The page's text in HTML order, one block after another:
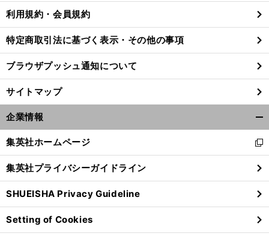
利用規約・会員規約
特定商取引法に基づく表示・その他の事項
ブラウザプッシュ通知について
サイトマップ
企業情報
閉
る
集英社ホームページ
新
し
い
ウ
ィ
ン
ド
ウ
集英社プライバシーガイドライン
SHUEISHA Privacy Guideline
Setting of Cookies